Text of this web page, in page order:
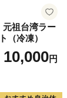
1-1
元祖台湾ラー
（冷凍）
10,000円